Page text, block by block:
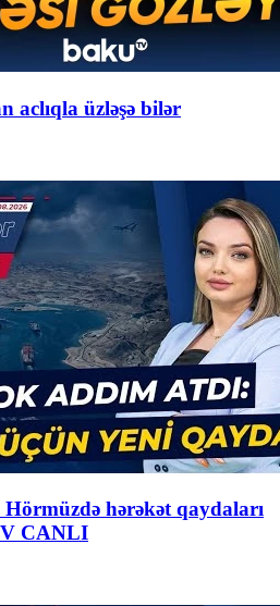
aclıqla üzləşə bilər
hərəkət qaydaları
CANLI